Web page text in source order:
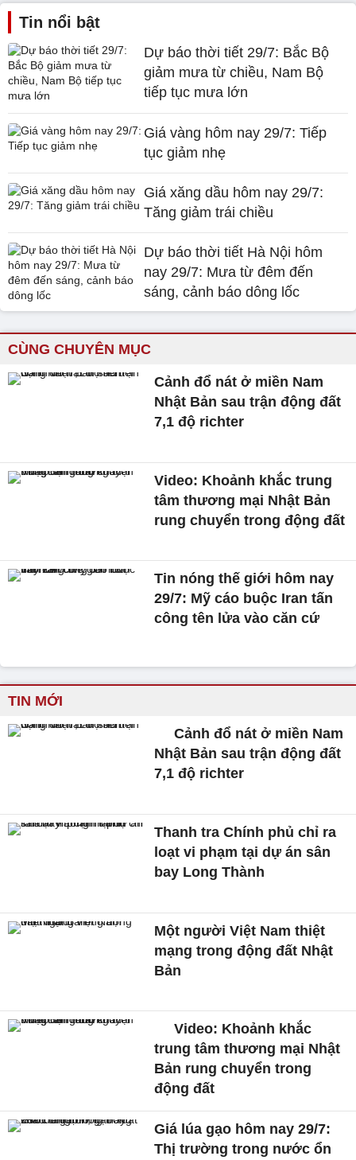
Tin nổi bật
Dự báo thời tiết 29/7: Bắc Bộ
giảm mưa từ chiều, Nam Bộ
tiếp tục mưa lớn
Giá vàng hôm nay 29/7: Tiếp
tục giảm nhẹ
Giá xăng dầu hôm nay 29/7:
Tăng giảm trái chiều
Dự báo thời tiết Hà Nội hôm
nay 29/7: Mưa từ đêm đến
sáng, cảnh báo dông lốc
CÙNG CHUYÊN MỤC
Cảnh đổ nát ở miền Nam
Nhật Bản sau trận động đất
7,1 độ richter
Video: Khoảnh khắc trung
tâm thương mại Nhật Bản
rung chuyển trong động đất
Tin nóng thế giới hôm nay
29/7: Mỹ cáo buộc Iran tấn
công tên lửa vào căn cứ
TIN MỚI
Cảnh đổ nát ở miền Nam
Nhật Bản sau trận động đất
7,1 độ richter
Thanh tra Chính phủ chỉ ra
loạt vi phạm tại dự án sân
bay Long Thành
Một người Việt Nam thiệt
mạng trong động đất Nhật
Bản
Video: Khoảnh khắc
trung tâm thương mại Nhật
Bản rung chuyển trong
động đất
Giá lúa gạo hôm nay 29/7:
Thị trường trong nước ổn